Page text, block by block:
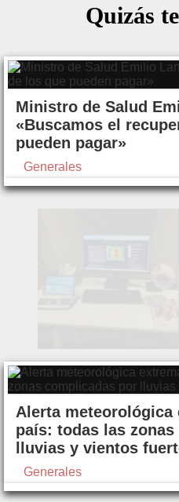
Quizás
Ministro de Salud
«Buscamos el
pueden pagar»
Generales
Alerta meteorológica
país: todas las
lluvias y vientos
Generales